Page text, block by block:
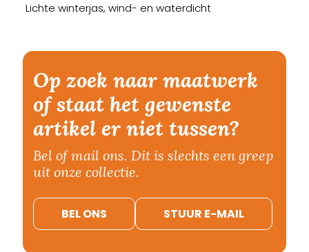
Lichte winterjas, wind- en waterdicht
Op zoek naar maatwerk
of staat het gewenste
artikel er niet tussen?
Bel of mail ons. Dit is slechts een greep
uit onze collectie.
BEL ONS STUUR E-MAIL